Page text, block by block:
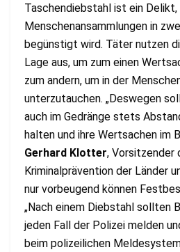
Taschendiebstahl ist ein Delikt,
Menschenansammlungen in
begünstigt wird. Täter nutzen
Lage aus, um zum einen
zum andern, um in der
unterzutauchen. „Deswegen
auch im Gedränge stets
halten und ihre Wertsachen im
Gerhard Klotter, Vorsitzender
Kriminalprävention der Länder
nur vorbeugend können
„Nach einem Diebstahl sollten
jeden Fall der Polizei melden
beim polizeilichen